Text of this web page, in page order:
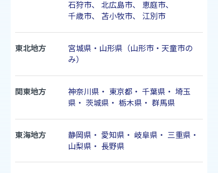
石狩市、 北広島市、 恵庭市、
千歳市、 苫小牧市、 江別市
東北地方
宮城県・山形県（山形市・天童市の
み）
関東地方 神奈川県 ・ 東京都・ 千葉県 ・ 埼玉
県 ・ 茨城県 ・ 栃木県 ・ 群馬県
東海地方 静岡県 ・ 愛知県 ・ 岐阜県 ・ 三重県 ・
山梨県 ・ 長野県